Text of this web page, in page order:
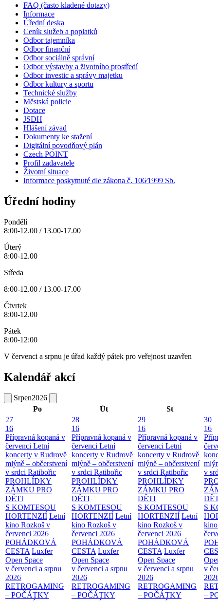
FAQ (často kladené dotazy)
Informace
Úřední deska
Ceník služeb a poplatků
Odbor tajemníka
Odbor finanční
Odbor sociálně správní
Odbor výstavby a životního prostředí
Odbor investic a správy majetku
Odbor kultury a sportu
Technické služby
Městská policie
Dotace
JSDH
Hlášení závad
Dokumenty ke stažení
Digitální povodňový plán
Czech POINT
Profil zadavatele
Životní situace
Informace poskytnuté dle zákona č. 106⁄1999 Sb.
Úřední hodiny
Pondělí
8:00-12.00 / 13.00-17.00
Úterý
8:00-12.00
Středa
8:00-12.00 / 13.00-17.00
Čtvrtek
8:00-12.00
Pátek
8:00-12:00
V červenci a srpnu je úřad každý pátek pro veřejnost uzavřen
Kalendář akcí
Srpen2026
Po
Út
St
27
16
Přípravná kopaná v
červenci Letní
koncerty v Rudrově
mlýně – občerstvení
v srdci Ratibořic
PROHLÍDKY
ZÁMKU PRO
DĚTI
S KOMTESOU
HORTENZIÍ Letní
kino Rozkoš v
červenci 2026
POHÁDKOVÁ
CESTA Luxfer
Open Space
v červenci a srpnu
2026
RETROGAMING
– POČÁTKY
28
16
Přípravná kopaná v
červenci Letní
koncerty v Rudrově
mlýně – občerstvení
v srdci Ratibořic
PROHLÍDKY
ZÁMKU PRO
DĚTI
S KOMTESOU
HORTENZIÍ Letní
kino Rozkoš v
červenci 2026
POHÁDKOVÁ
CESTA Luxfer
Open Space
v červenci a srpnu
2026
RETROGAMING
– POČÁTKY
29
16
Přípravná kopaná v
červenci Letní
koncerty v Rudrově
mlýně – občerstvení
v srdci Ratibořic
PROHLÍDKY
ZÁMKU PRO
DĚTI
S KOMTESOU
HORTENZIÍ Letní
kino Rozkoš v
červenci 2026
POHÁDKOVÁ
CESTA Luxfer
Open Space
v červenci a srpnu
2026
RETROGAMING
– POČÁTKY
30
16
v
S
v
–